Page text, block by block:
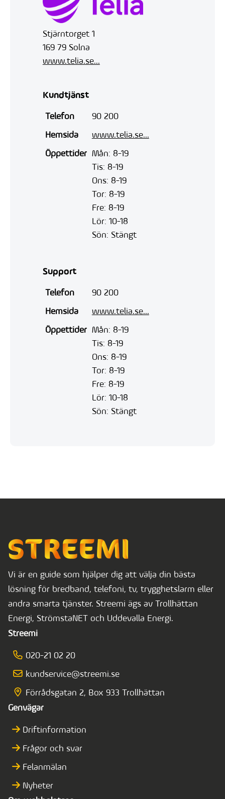
Stjärntorget 1
169 79 Solna
www.telia.se...
Kundtjänst
Telefon
90 200
Hemsida
www.telia.se...
Öppettider Mån: 8-19
Tis: 8-19
Ons: 8-19
Tor: 8-19
Fre: 8-19
Lör: 10-18
Sön: Stängt
Support
Telefon
90 200
Hemsida
www.telia.se...
Öppettider Mån: 8-19
Tis: 8-19
Ons: 8-19
Tor: 8-19
Fre: 8-19
Lör: 10-18
Sön: Stängt
Vi är en guide som hjälper dig att välja din bästa
lösning för bredband, telefoni, tv, trygghetslarm eller
andra smarta tjänster. Streemi ägs av Trollhättan
Energi, StrömstaNET och Uddevalla Energi.
Streemi
020-21 02 20
kundservice@streemi.se
Förrådsgatan 2, Box 933 Trollhättan
Genvägar
Driftinformation
Frågor och svar
Felanmälan
Nyheter